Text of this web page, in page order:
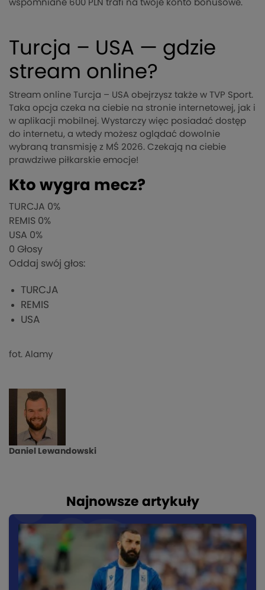
wspomniane 600 PLN trafi na twoje konto bonusowe.
Turcja – USA — gdzie
stream online?
Stream online Turcja – USA obejrzysz także w TVP Sport.
Taka opcja czeka na ciebie na stronie internetowej, jak i
w aplikacji mobilnej. Wystarczy więc posiadać dostęp
do internetu, a wtedy możesz oglądać dowolnie
wybraną transmisję z MŚ 2026. Czekają na ciebie
prawdziwe piłkarskie emocje!
Kto wygra mecz?
TURCJA 0%
REMIS 0%
USA 0%
0 Głosy
Oddaj swój głos:
TURCJA
REMIS
USA
fot. Alamy
Daniel Lewandowski
Najnowsze artykuły